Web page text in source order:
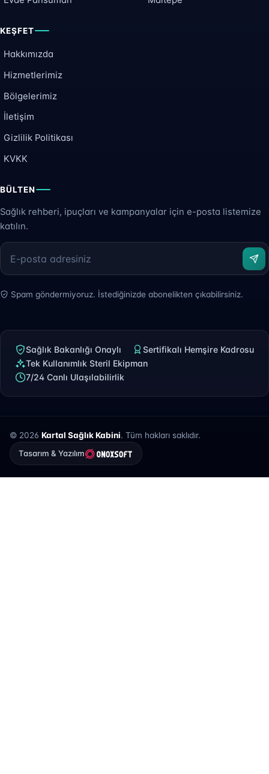
KEŞFET
Hakkımızda
Hizmetlerimiz
Bölgelerimiz
İletişim
Gizlilik Politikası
KVKK
BÜLTEN
Sağlık rehberi, ipuçları ve kampanyalar için e-posta listemize
katılın.
Spam göndermiyoruz. İstediğinizde abonelikten çıkabilirsiniz.
Sağlık Bakanlığı Onaylı
Sertifikalı Hemşire Kadrosu
Tek Kullanımlık Steril Ekipman
7/24 Canlı Ulaşılabilirlik
© 2026 Kartal Sağlık Kabini. Tüm hakları saklıdır.
Tasarım & Yazılım